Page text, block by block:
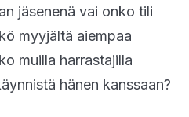
jäsenenä vai onko tili
myyjältä aiempaa
muilla harrastajilla
hänen kanssaan?